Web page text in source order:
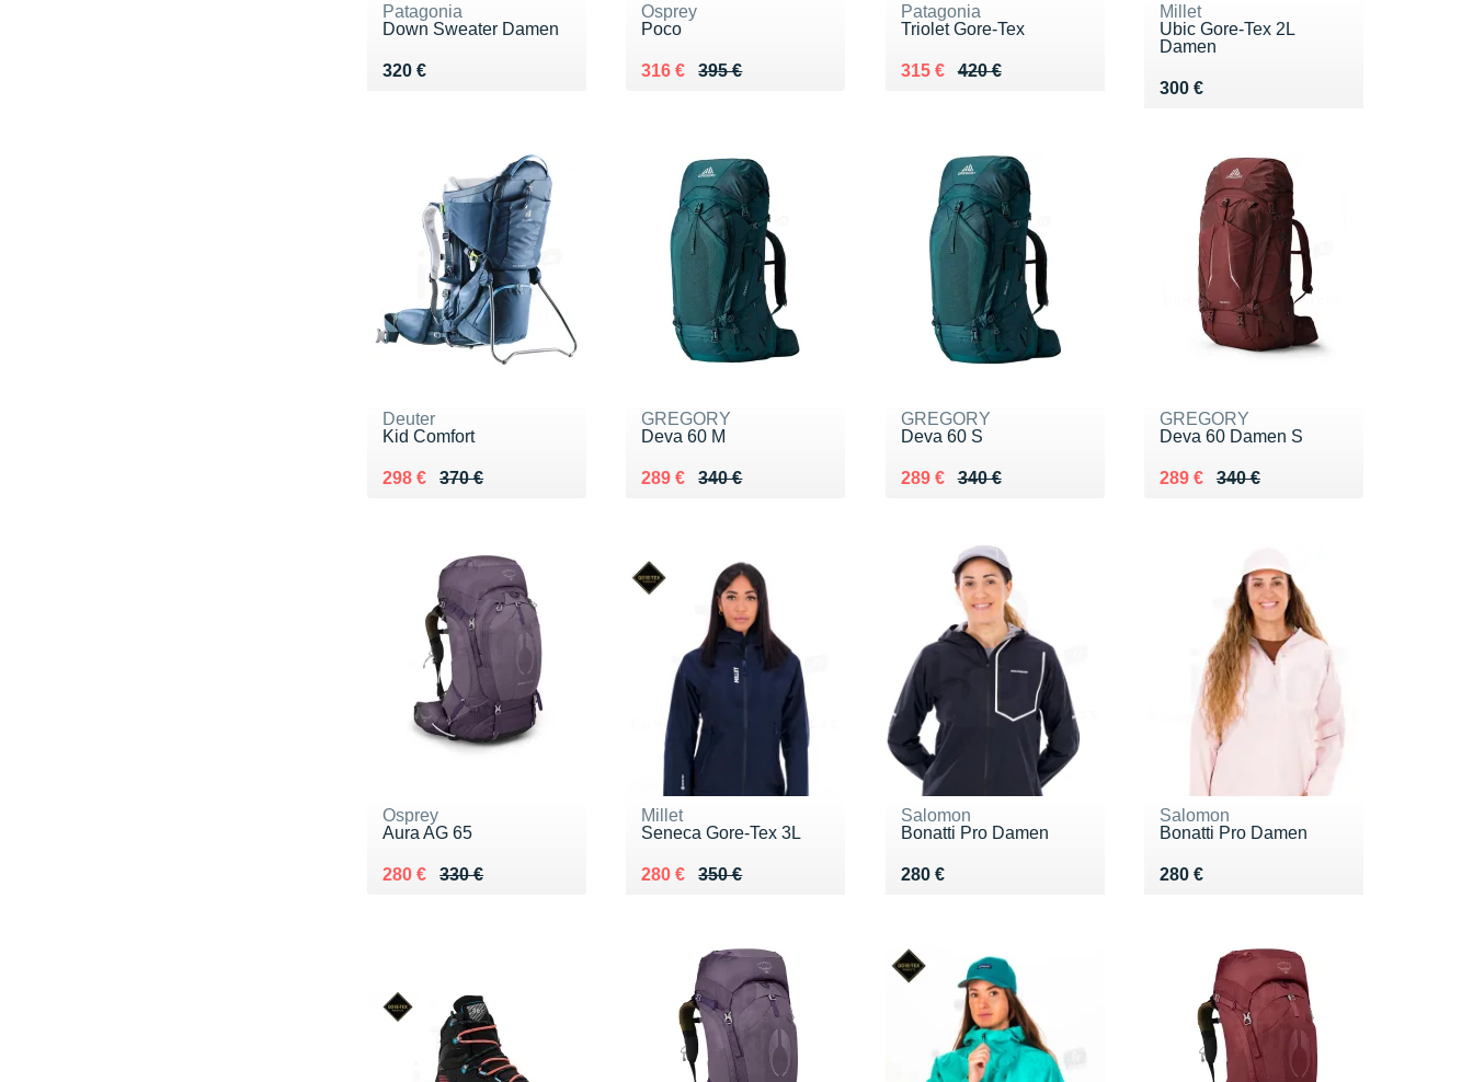
Patagonia
Down Sweater Damen
320 €
Vendu 320 €
Osprey
Poco
395 €
Au lieu de 395 €
316 €
Vendu 316 €
Patagonia
Triolet Gore-Tex
420 €
Au lieu de 420 €
315 €
Vendu 315 €
Millet
Ubic Gore-Tex 2L
Damen
300 €
Vendu 300 €
Deuter
Kid Comfort
370 €
Au lieu de 370 €
298 €
Vendu 298 €
GREGORY
Deva 60 M
340 €
Au lieu de 340 €
289 €
Vendu 289 €
GREGORY
Deva 60 S
340 €
Au lieu de 340 €
289 €
Vendu 289 €
GREGORY
Deva 60 Damen S
340 €
Au lieu de 340 €
289 €
Vendu 289 €
Osprey
Aura AG 65
330 €
Au lieu de 330 €
280 €
Vendu 280 €
Millet
Seneca Gore-Tex 3L
350 €
Au lieu de 350 €
280 €
Vendu 280 €
Salomon
Bonatti Pro Damen
280 €
Vendu 280 €
Salomon
Bonatti Pro Damen
280 €
Vendu 280 €